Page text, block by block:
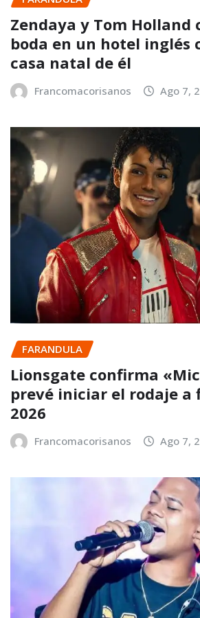
Zendaya y Tom Holland
boda en un hotel inglés
casa natal de él
Francomacorisanos Ago 7,
FARANDULA
Lionsgate confirma
prevé iniciar el rodaje a
2026
Francomacorisanos Ago 7,